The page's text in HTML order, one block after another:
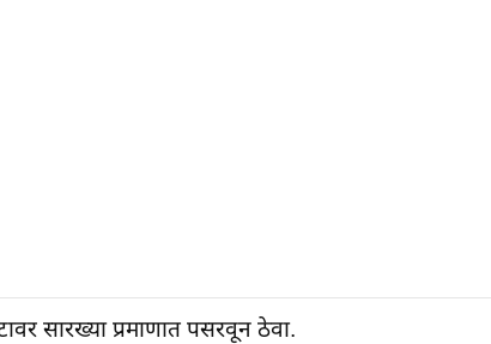
सारख्या प्रमाणात पसरवून ठेवा.